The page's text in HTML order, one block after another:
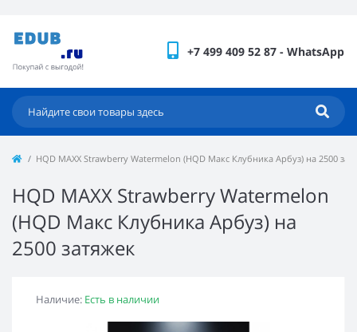
+7 499 409 52 87 - WhatsApp
HQD MAXX Strawberry Watermelon (HQD Макс Клубника Арбуз) на 2500
HQD MAXX Strawberry Watermelon
(HQD Макс Клубника Арбуз) на
2500 затяжек
Наличие: Есть в наличии